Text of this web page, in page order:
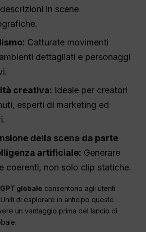
in scene
Catturate movimenti
dettagliati e personaggi
creativa: Ideale per creatori
esperti di marketing ed
della scena da parte
artificiale: Generare
coerenti, non solo clip statiche.
GPT globale consentono agli utenti
di esplorare in anticipo queste
un vantaggio prima del lancio di